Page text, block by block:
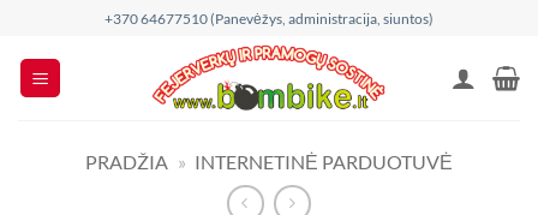
content
+370 64677510 (Panevėžys, administracija, siuntos)
PRADŽIA » INTERNETINĖ PARDUOTUVĖ